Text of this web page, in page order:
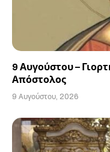
9 Αυγούστου –
Απόστολος
9 Αυγούστου, 2026